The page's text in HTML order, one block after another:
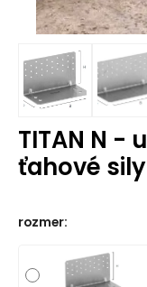
TITAN N -
ťahové sily
rozmer: